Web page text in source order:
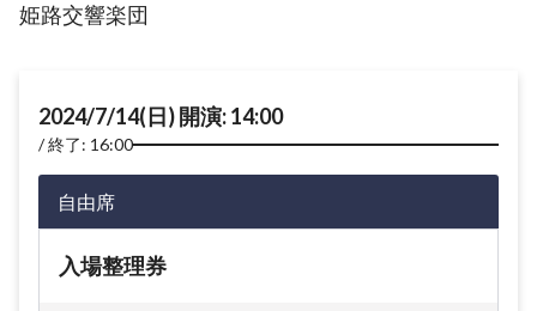
姫路交響楽団
2024/7/14(日) 開演: 14:00
終了: 16:00
自由席
入場整理券